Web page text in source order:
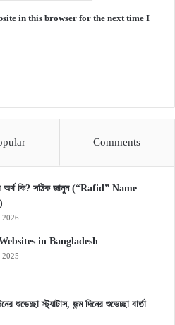
in this browser for the next time I
Comments
অর্থ কি? সঠিক জানুন (“Rafid” Name
in Bangladesh
শুভেচ্ছা স্ট্যাটাস, জন্ম দিনের শুভেচ্ছা বার্তা